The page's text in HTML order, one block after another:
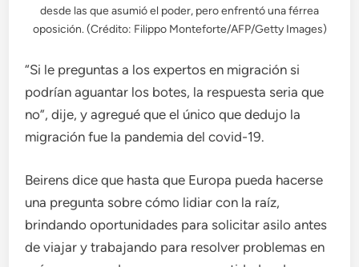
desde las que asumió el poder, pero enfrentó una férrea
oposición. (Crédito: Filippo Monteforte/AFP/Getty Images)
“Si le preguntas a los expertos en migración si
podrían aguantar los botes, la respuesta seria que
no”, dije, y agregué que el único que dedujo la
migración fue la pandemia del covid-19.
Beirens dice que hasta que Europa pueda hacerse
una pregunta sobre cómo lidiar con la raíz,
brindando oportunidades para solicitar asilo antes
de viajar y trabajando para resolver problemas en